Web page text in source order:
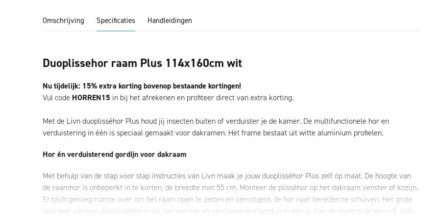
Omschrijving Specificaties Handleidingen
Duoplissehor raam Plus 114x160cm wit
Nu tijdelijk: 15% extra korting bovenop bestaande kortingen!
Vul code HORREN15 in bij het afrekenen en profiteer direct van extra korting.
Met de Livn duoplisséhor Plus houd jij insecten buiten of verduister je de kamer. De multifunctionele hor en
verduistering in één is speciaal gemaakt voor dakramen. Het frame bestaat uit witte aluminium profielen.
Hor én verduisterend gordijn voor dakraam
Met behulp van de stap voor stap instructies van Livn maak je jouw duoplisséhor Plus zelf op maat. De hoogte van
de raamhor is onbeperkt in te korten, de breedte met 55 cm. Monteer de plisséhor op het dakraam venster of kozijn.
Er blijft genoeg ruimte over om het raam open te zetten en vervolgens de hor naar beneden te schuiven. Het grote
voordeel van een duoplisséhor is dat het een hor en verduisterend gordijn in één is. Aan de onderzijde bevindt zich